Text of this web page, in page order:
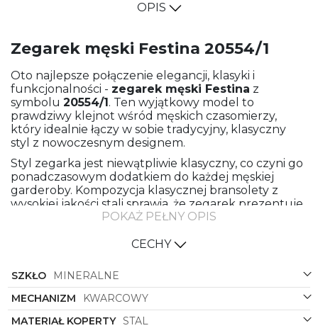
OPIS
Zegarek męski Festina 20554/1
Oto najlepsze połączenie elegancji, klasyki i
funkcjonalności - zegarek męski Festina z
symbolu 20554/1 . Ten wyjątkowy model to
prawdziwy klejnot wśród męskich czasomierzy,
który idealnie łączy w sobie tradycyjny, klasyczny
styl z nowoczesnym designem.
Styl zegarka jest niewątpliwie klasyczny, co czyni go
ponadczasowym dodatkiem do każdej męskiej
garderoby. Kompozycja klasycznej bransolety z
wysokiej jakości stali sprawia, że zegarek prezentuje
się niezwykle elegancko i stylowo. Każdy element
stworzyć harmonijną całość, która zachwyci nawet
Kolekcja Classic Bracelet to gwarancja wysokiej
jakości i precyzji wykonania. Materiał bransolety - stal
- zapewnia trwałość i solidność, dzięki czemu
zegarek będzie towarzyszył Ci przez wiele lat,
POKAŻ PEŁNY OPIS
CECHY
SZKŁO
MINERALNE
MECHANIZM
KWARCOWY
MATERIAŁ KOPERTY STAL